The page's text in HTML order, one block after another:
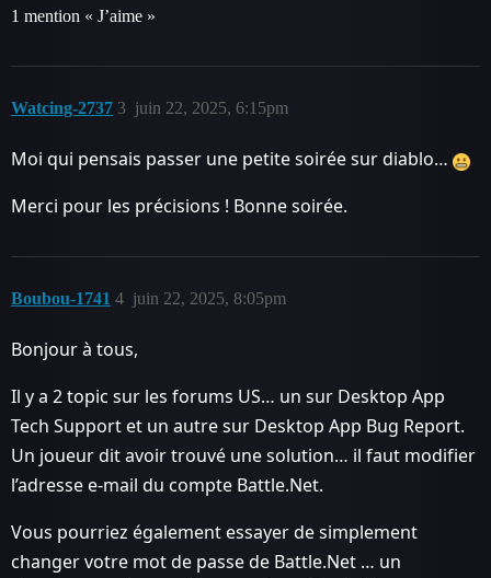
1 mention « J’aime »
Watcing-2737 juin 22, 2025, 6:15pm
3
Moi qui pensais passer une petite soirée sur diablo…
Merci pour les précisions ! Bonne soirée.
Boubou-1741 juin 22, 2025, 8:05pm
4
Bonjour à tous,
Il y a 2 topic sur les forums US… un sur Desktop App
Tech Support et un autre sur Desktop App Bug Report.
Un joueur dit avoir trouvé une solution… il faut modifier
l’adresse e-mail du compte Battle.Net.
Vous pourriez également essayer de simplement
changer votre mot de passe de Battle.Net … un